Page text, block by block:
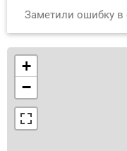
Заметили ошибку в
+
−